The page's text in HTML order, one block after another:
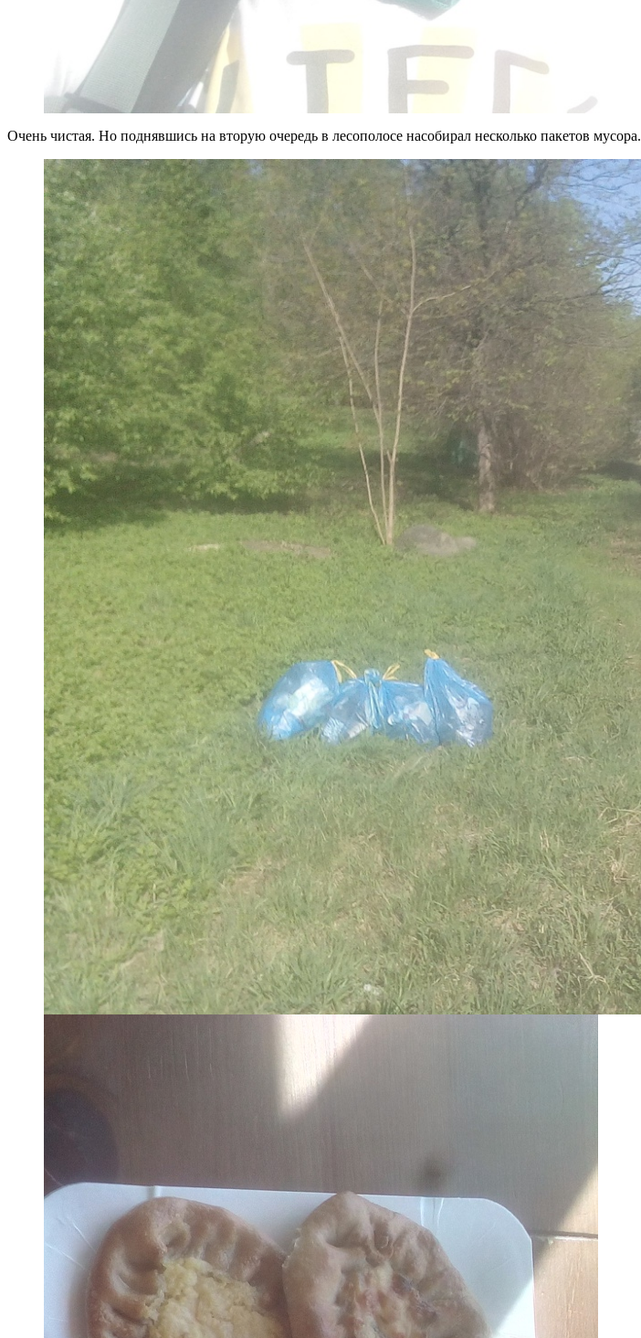
Очень чистая. Но поднявшись на вторую очередь в лесополосе насобирал несколько пакетов мусора.